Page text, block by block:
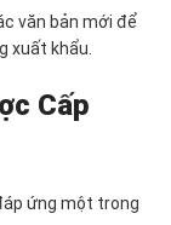
văn bản mới để
xuất khẩu.
Cấp
ứng một trong